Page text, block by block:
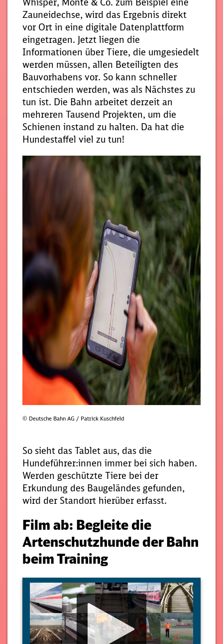
Zauneidechse, wird das Ergebnis direkt
vor Ort in eine digitale Datenplattform
eingetragen. Jetzt liegen die
Informationen über Tiere, die umgesiedelt
werden müssen, allen Beteiligten des
Bauvorhabens vor. So kann schneller
entschieden werden, was als Nächstes zu
tun ist. Die Bahn arbeitet derzeit an
mehreren Tausend Projekten, um die
Schienen instand zu halten. Da hat die
Hundestaffel viel zu tun!
© Deutsche Bahn AG / Patrick Kuschfeld
So sieht das Tablet aus, das die
Hundeführer:innen immer bei sich haben.
Werden geschützte Tiere bei der
Erkundung des Baugeländes gefunden,
wird der Standort hierüber erfasst.
Film ab: Begleite die
Artenschutzhunde der Bahn
beim Training
Media
Player